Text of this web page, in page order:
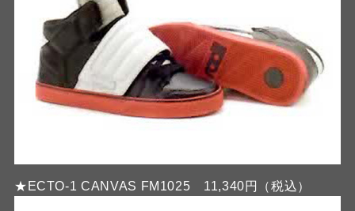
★ECTO-1 CANVAS FM1025 11,340円（税込）